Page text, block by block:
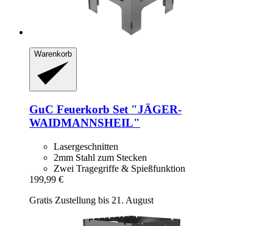
Warenkorb
GuC Feuerkorb Set "JÄGER-​
WAIDMANNSHEIL"
Lasergeschnitten
2mm Stahl zum Stecken
Zwei Tragegriffe & Spießfunktion
199,99 €
Gratis Zustellung bis 21. August